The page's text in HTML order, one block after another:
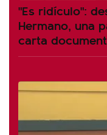
"Es ridículo":
Hermano, una
carta